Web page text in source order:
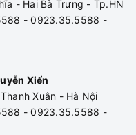
- Hai Bà Trưng - Tp.HN
- 0923.35.5588 -
Xiển
Xuân - Hà Nội
- 0923.35.5588 -